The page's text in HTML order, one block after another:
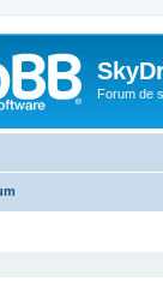
Forum de